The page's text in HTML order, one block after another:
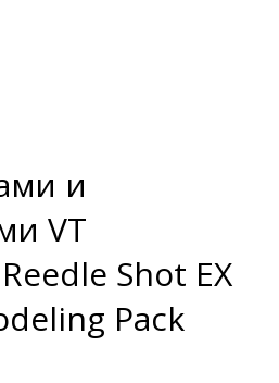
и
VT
Shot EX
Pack